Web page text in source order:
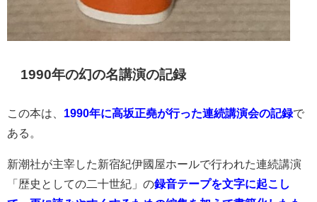
1990年の幻の名講演の記録
この本は、 1990年に高坂正堯が行った連続講演会の記録で
ある。
新潮社が主宰した新宿紀伊國屋ホールで行われた連続講演
「歴史としての二十世紀」の録音テープを文字に起こし